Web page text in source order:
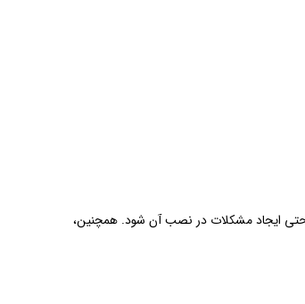
ایجاد مشکلات در نصب آن شود. همچنین،